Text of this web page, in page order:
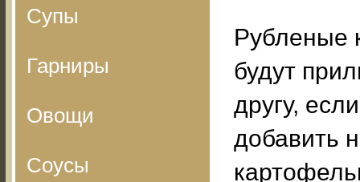
Супы
Гарниры
Овощи
Соусы
Рубленые
будут
другу,
добавить